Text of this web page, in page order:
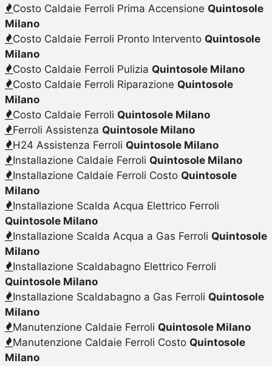
Costo Caldaie Ferroli Prima Accensione Quintosole
Milano
Costo Caldaie Ferroli Pronto Intervento Quintosole
Milano
Costo Caldaie Ferroli Pulizia Quintosole Milano
Costo Caldaie Ferroli Riparazione Quintosole
Milano
Costo Caldaie Ferroli Quintosole Milano
Ferroli Assistenza Quintosole Milano
H24 Assistenza Ferroli Quintosole Milano
Installazione Caldaie Ferroli Quintosole Milano
Installazione Caldaie Ferroli Costo Quintosole
Milano
Installazione Scalda Acqua Elettrico Ferroli
Quintosole Milano
Installazione Scalda Acqua a Gas Ferroli Quintosole
Milano
Installazione Scaldabagno Elettrico Ferroli
Quintosole Milano
Installazione Scaldabagno a Gas Ferroli Quintosole
Milano
Manutenzione Caldaie Ferroli Quintosole Milano
Manutenzione Caldaie Ferroli Costo Quintosole
Milano